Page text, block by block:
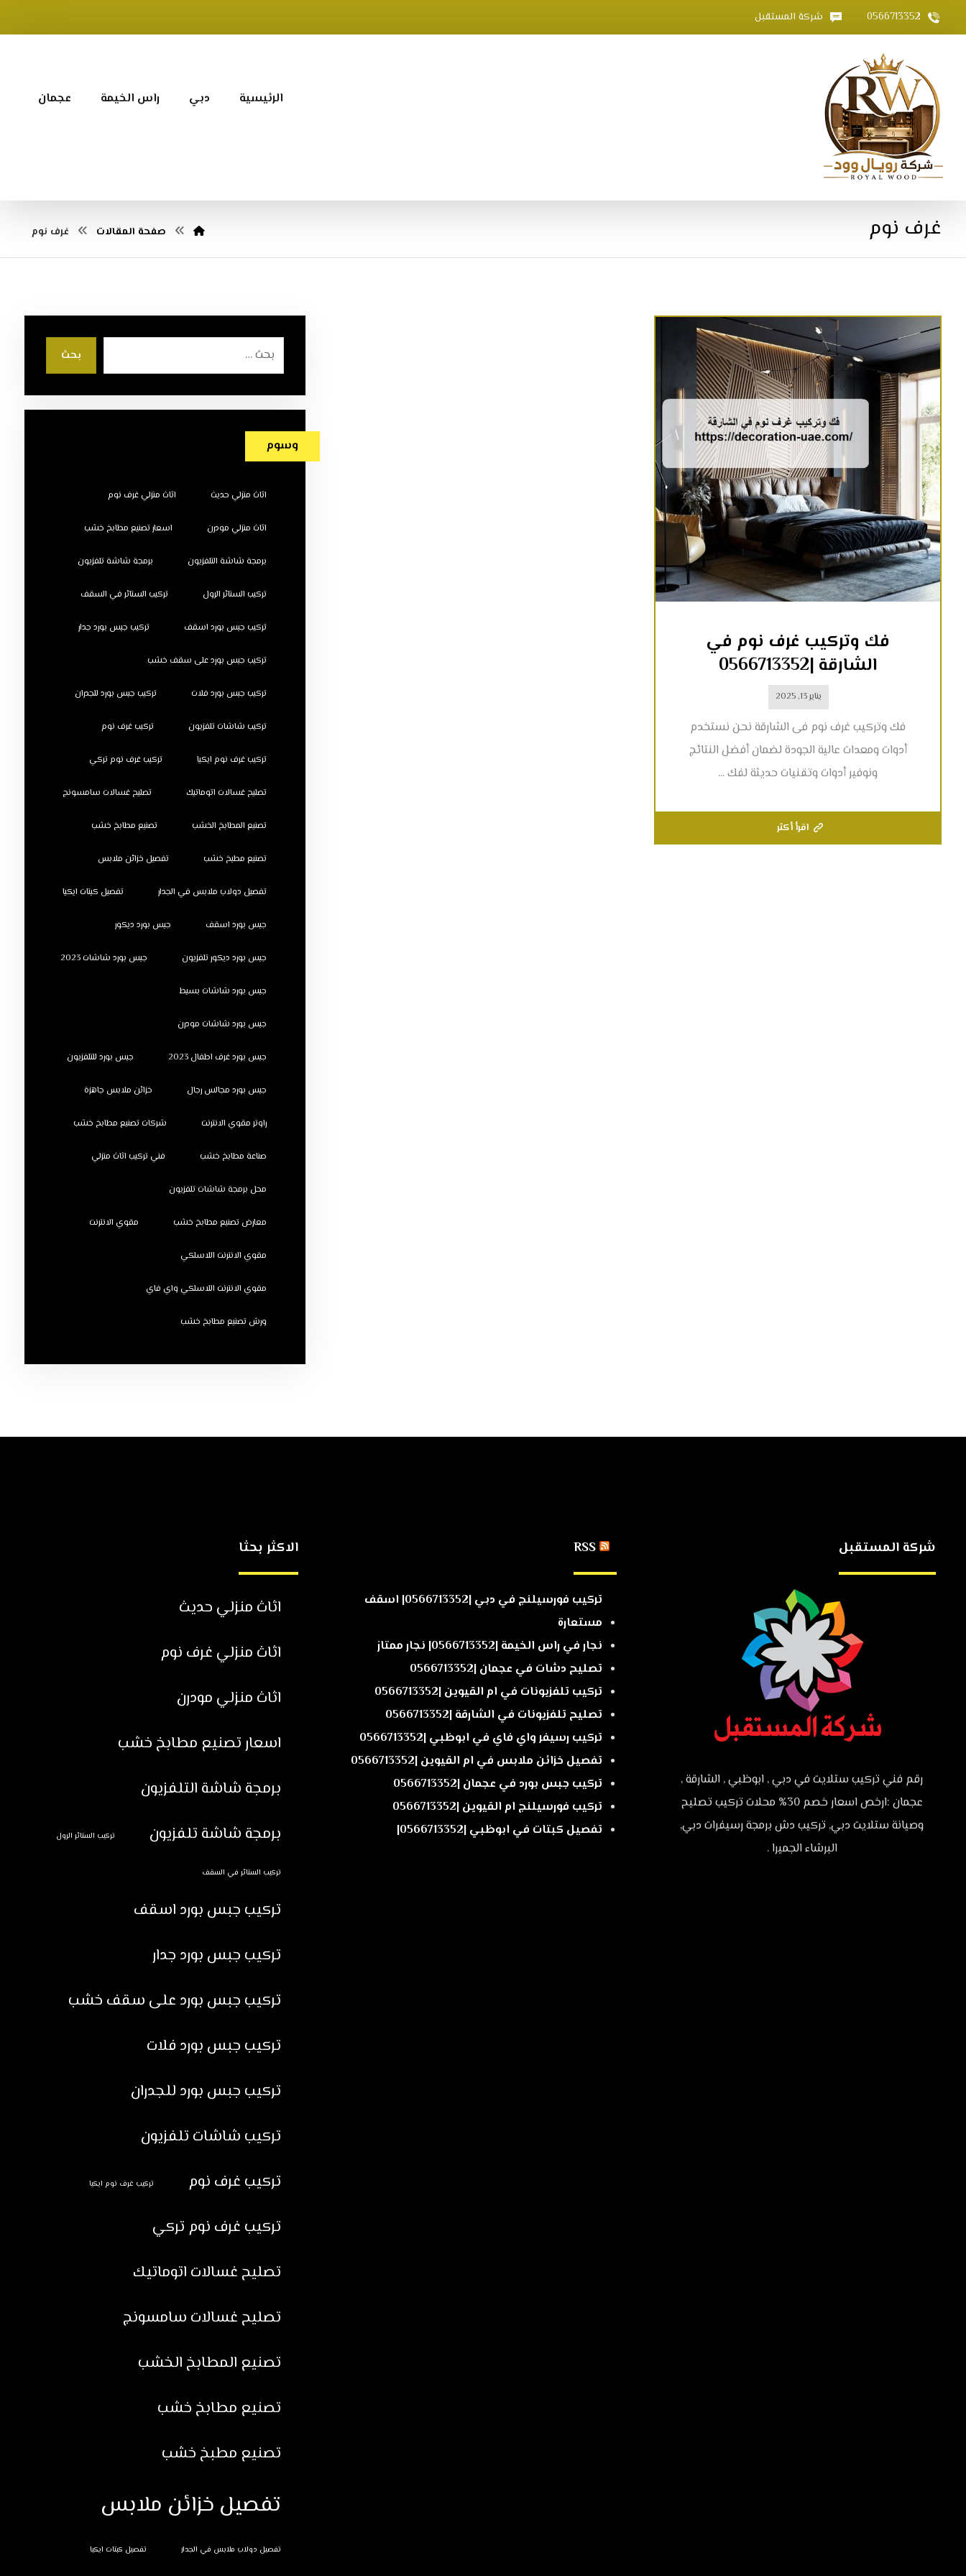
0566713352 شركة المستقبل
الرئيسية دبي راس الخيمة عجمان
غرف نوم صفحة المقالات غرف نوم
فك وتركيب غرف نوم في
الشارقة |0566713352
يناير 13, 2025
فك وتركيب غرف نوم فى الشارقة نحن نستخدم
أدوات ومعدات عالية الجودة لضمان أفضل النتائج
ونوفير أدوات وتقنيات حديثة لفك ...
اقرأ أكثر
بحث
وسوم
اثاث منزلي حديث اثاث منزلي غرف نوم
اثاث منزلي مودرن اسعار تصنيع مطابخ خشب
برمجة شاشة التلفزيون برمجة شاشة تلفزيون
تركيب الستائر الرول تركيب الستائر في السقف
تركيب جبس بورد اسقف تركيب جبس بورد جدار
تركيب جبس بورد على سقف خشب
تركيب جبس بورد فلات تركيب جبس بورد للجدران
تركيب شاشات تلفزيون تركيب غرف نوم
تركيب غرف نوم ايكيا تركيب غرف نوم تركي
تصليح غسالات اتوماتيك تصليح غسالات سامسونج
تصنيع المطابخ الخشب تصنيع مطابخ خشب
تصنيع مطبخ خشب تفصيل خزائن ملابس
تفصيل دولاب ملابس في الجدار تفصيل كبتات ايكيا
جبس بورد اسقف جبس بورد ديكور
جبس بورد ديكور تلفزيون جبس بورد شاشات 2023
جبس بورد شاشات بسيط
جبس بورد شاشات مودرن
جبس بورد غرف اطفال 2023 جبس بورد للتلفزيون
جبس بورد مجالس رجال خزائن ملابس جاهزة
راوتر مقوي الانترنت شركات تصنيع مطابخ خشب
صناعة مطابخ خشب فني تركيب اثاث منزلي
محل برمجة شاشات تلفزيون
معارض تصنيع مطابخ خشب مقوي الانترنت
مقوي الانترنت اللاسلكي
مقوي الانترنت اللاسلكي واي فاي
ورش تصنيع مطابخ خشب
شركة المستقبل
رقم فني تركيب ستلايت في دبي , ابوظبي , الشارقة ,
عجمان :ارخص اسعار خصم 30% محلات تركيب تصليح
وصيانة ستلايت دبي, تركيب دش برمجة رسيفرات دبي,
البرشاء الجميرا .
RSS
تركيب فورسيلنج في دبي |0566713352| اسقف
مستعارة
نجار في راس الخيمة |0566713352| نجار ممتاز
تصليح دشات في عجمان |0566713352
تركيب تلفزيونات في ام القيوين |0566713352
تصليح تلفزيونات في الشارقة |0566713352
تركيب رسيفر واي فاي في ابوظبي |0566713352
تفصيل خزائن ملابس في ام القيوين |0566713352
تركيب جبس بورد في عجمان |0566713352
تركيب فورسيلنج ام القيوين |0566713352
تفصيل كبتات في ابوظبي |0566713352|
الاكثر بحثا
اثاث منزلي حديث
اثاث منزلي غرف نوم
اثاث منزلي مودرن
اسعار تصنيع مطابخ خشب
برمجة شاشة التلفزيون
برمجة شاشة تلفزيون
تركيب الستائر الرول
تركيب الستائر في السقف
تركيب جبس بورد اسقف
تركيب جبس بورد جدار
تركيب جبس بورد على سقف خشب
تركيب جبس بورد فلات
تركيب جبس بورد للجدران
تركيب شاشات تلفزيون
تركيب غرف نوم
تركيب غرف نوم ايكيا
تركيب غرف نوم تركي
تصليح غسالات اتوماتيك
تصليح غسالات سامسونج
تصنيع المطابخ الخشب
تصنيع مطابخ خشب
تصنيع مطبخ خشب
تفصيل خزائن ملابس
تفصيل دولاب ملابس في الجدار تفصيل كبتات ايكيا